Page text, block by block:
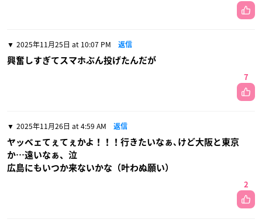
2025年11月25日 at 10:07 PM 返信
興奮しすぎてスマホぶん投げたんだが
7
2025年11月26日 at 4:59 AM 返信
ヤッベェてぇてぇかよ！！！行きたいなぁ､けど大阪と東京
か…遠いなぁ、泣
広島にもいつか来ないかな（叶わぬ願い）
2